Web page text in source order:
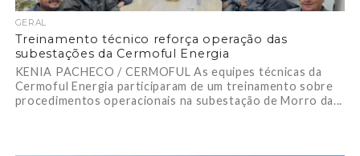
GERAL
Treinamento técnico reforça operação das
subestações da Cermoful Energia
KENIA PACHECO / CERMOFUL As equipes técnicas da
Cermoful Energia participaram de um treinamento sobre
procedimentos operacionais na subestação de Morro da...